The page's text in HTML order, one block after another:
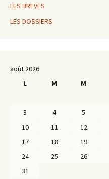
LES BREVES
LES DOSSIERS
août 2026
L
M M
3
4 5
10
11 12
17
18 19
24
25 26
31